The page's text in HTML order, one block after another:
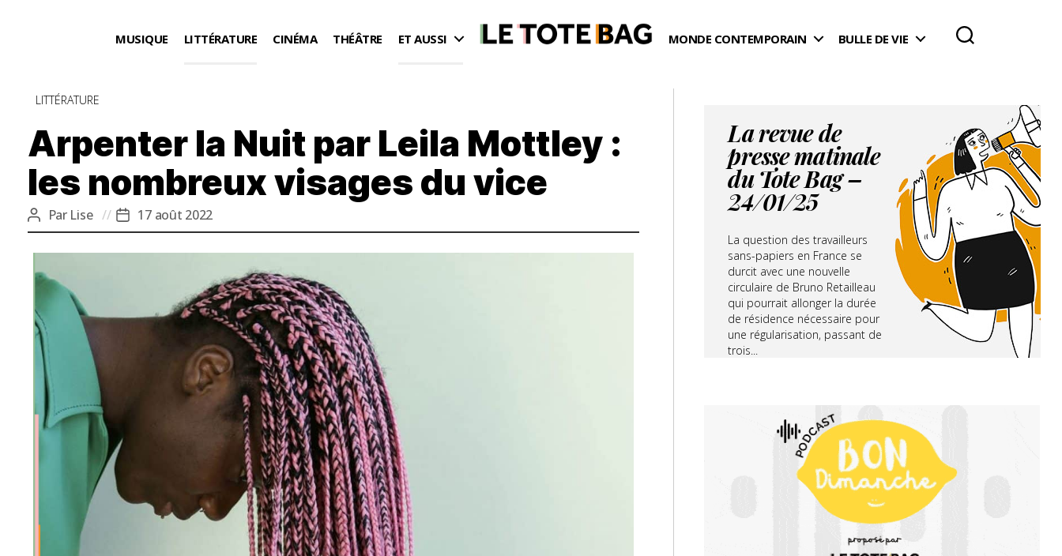
MUSIQUE LITTÉRATURE CINÉMA THÉÂTRE ET AUSSI MONDE CONTEMPORAIN BULLE DE VIE
Catégories
LITTÉRATURE
Arpenter la Nuit par Leila Mottley :
les nombreux visages du vice
Auteur
de
l’article
Par Lise
Date
de
l’article
17 août 2022
La revue de
presse matinale
du Tote Bag –
24/01/25
La question des travailleurs
sans-papiers en France se
durcit avec une nouvelle
circulaire de Bruno Retailleau
qui pourrait allonger la durée
de résidence nécessaire pour
une régularisation, passant de
trois...